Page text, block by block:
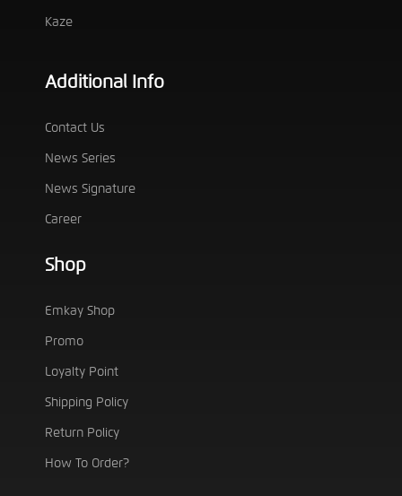
Kaze
Additional Info
Contact Us
News Series
News Signature
Career
Shop
Emkay Shop
Promo
Loyalty Point
Shipping Policy
Return Policy
How To Order?